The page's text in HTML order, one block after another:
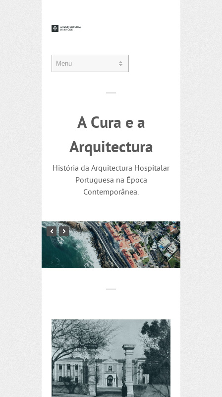
A Cura e a
Arquitectura
História da Arquitectura Hospitalar
Portuguesa na Época
Contemporânea.